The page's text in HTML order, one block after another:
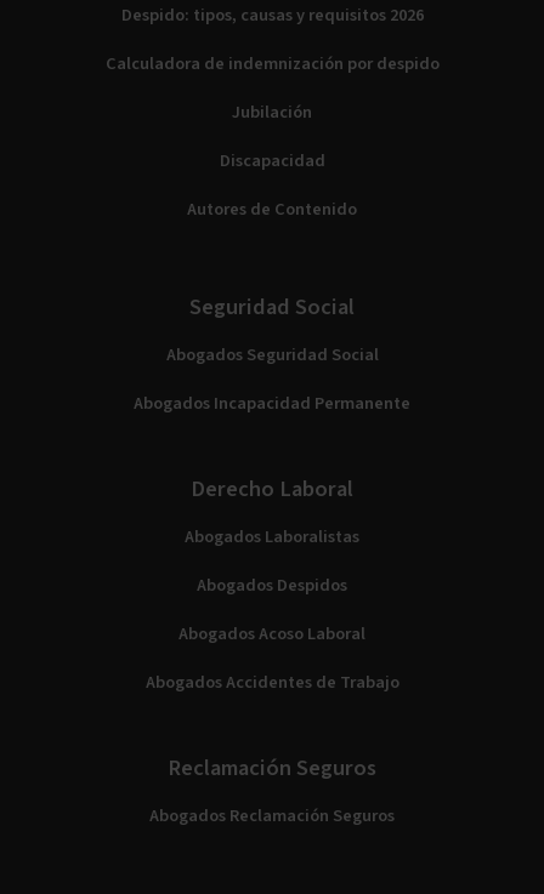
Despido: tipos, causas y requisitos 2026
Calculadora de indemnización por despido
Jubilación
Discapacidad
Autores de Contenido
Seguridad Social
Abogados Seguridad Social
Abogados Incapacidad Permanente
Derecho Laboral
Abogados Laboralistas
Abogados Despidos
Abogados Acoso Laboral
Abogados Accidentes de Trabajo
Reclamación Seguros
Abogados Reclamación Seguros